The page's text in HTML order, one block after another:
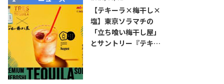
【テキーラ×梅干し×
塩】東京ソラマチの
「立ち喰い梅干し屋」
とサントリー『テキー